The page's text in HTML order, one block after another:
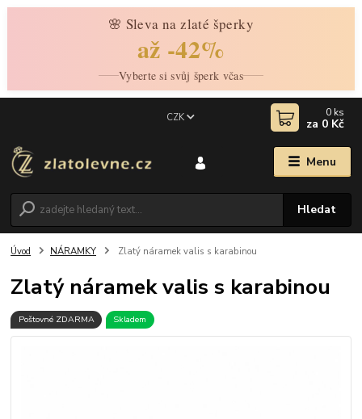
🌸 Sleva na zlaté šperky
až -42%
Vyberte si svůj šperk včas
Menu
CZK
Hledat
0 ks
za 0 Kč
Úvod NÁRAMKY Zlatý náramek valis s karabinou
Zlatý náramek valis s karabinou
Poštovné ZDARMA Skladem